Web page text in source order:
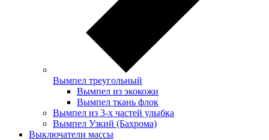
Вымпел треугольный
Вымпел из экокожи
Вымпел ткань флок
Вымпел из 3-х частей улыбка
Вымпел Узкий (Бахрома)
Выключатели массы